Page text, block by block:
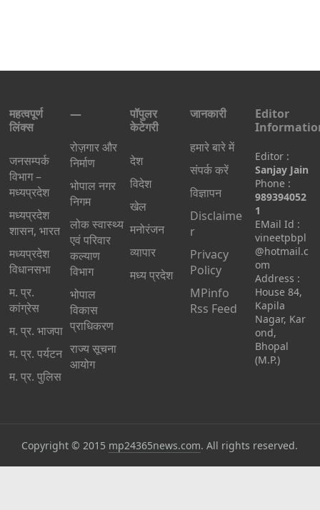
महत्वपूर्ण
लिंक्स
जनसम्पर्क
विभाग –
मध्यप्रदेश
मध्यप्रदेश
शासन, भारत
मध्‍यप्रदेश
विधानसभा
म. प्र.
कांग्रेस
म. प्र. भाजपा
म. प्र. पर्यटन
म. प्र. पुलिस
—
रोज़गार और
निर्माण
भोपाल नगर
निगम
लोक स्वास्थ्य
एवं परिवार
कल्याण
विभाग
भोपाल
विकास
प्राधिकरण
राज्य सूचना
आयोग
पॉपुलर
केटेगरी
देश
विदेश
खेल
मनोरंजन
व्यापार
मध्य प्रदेश
जानकारी
हमारे बारे में
संपर्क करें
विज्ञापन
Disclaime
r
Privacy
Policy
MPinfo
Rss Feed
Editor
Editor :
Sanjay Jain
Phone :
989394052
1
EMail Id :
vineetpbpl
@hotmail.c
om
Address :
House 84,
Kapila
Nagar, Kar
ond,
Bhopal
(M.P.)
Copyright © 2015 mp24365news.com. All rights reserved.